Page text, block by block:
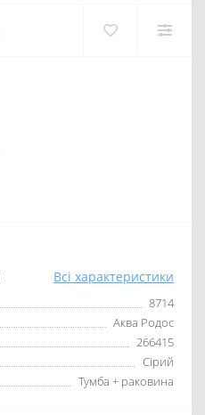
Всі характеристики
8714
Аква Родос
266415
Сірий
Тумба + раковина